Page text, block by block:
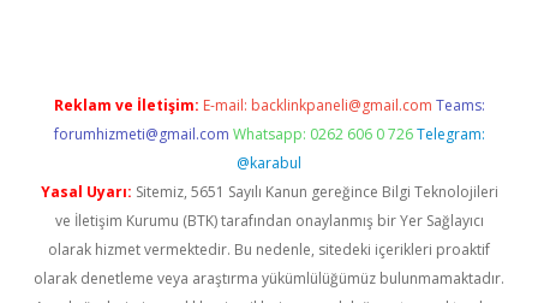
Reklam ve İletişim: E-mail: backlinkpaneli@gmail.com Teams:
forumhizmeti@gmail.com Whatsapp: 0262 606 0 726 Telegram:
@karabul
Yasal Uyarı: Sitemiz, 5651 Sayılı Kanun gereğince Bilgi Teknolojileri
ve İletişim Kurumu (BTK) tarafından onaylanmış bir Yer Sağlayıcı
olarak hizmet vermektedir. Bu nedenle, sitedeki içerikleri proaktif
olarak denetleme veya araştırma yükümlülüğümüz bulunmamaktadır.